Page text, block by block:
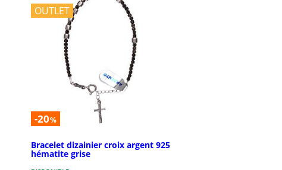
OUTLET
-20%
Bracelet dizainier croix argent 925
hématite grise